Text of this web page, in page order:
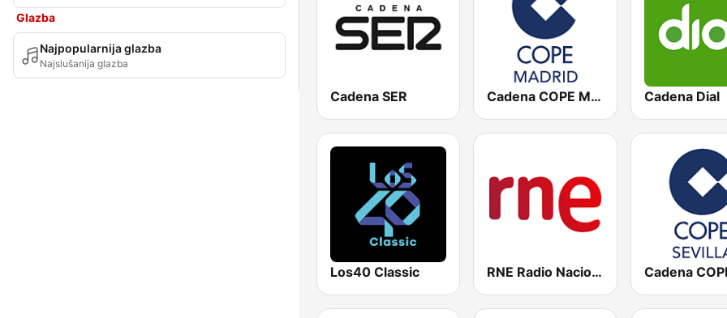
Glazba
Najpopularnija glazba
Najslušanija glazba
Cadena SER Cadena COPE Madrid Cadena Dial
Los40 Classic RNE Radio Nacional